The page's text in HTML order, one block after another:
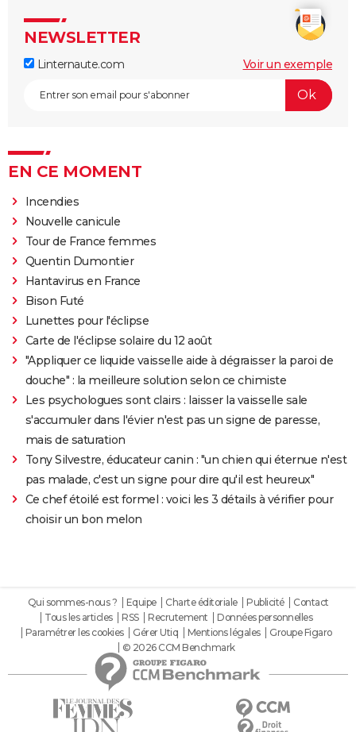
NEWSLETTER
Linternaute.com Voir un exemple
EN CE MOMENT
Incendies
Nouvelle canicule
Tour de France femmes
Quentin Dumontier
Hantavirus en France
Bison Futé
Lunettes pour l'éclipse
Carte de l'éclipse solaire du 12 août
"Appliquer ce liquide vaisselle aide à dégraisser la paroi de
douche" : la meilleure solution selon ce chimiste
Les psychologues sont clairs : laisser la vaisselle sale
s'accumuler dans l'évier n'est pas un signe de paresse,
mais de saturation
Tony Silvestre, éducateur canin : "un chien qui éternue n'est
pas malade, c'est un signe pour dire qu'il est heureux"
Ce chef étoilé est formel : voici les 3 détails à vérifier pour
choisir un bon melon
Qui sommes-nous ? Equipe Charte éditoriale Publicité
Contact
Tous les articles
RSS Recrutement
Données personnelles
Paramétrer les cookies
Gérer Utiq Mentions légales
Groupe Figaro
© 2026 CCM Benchmark